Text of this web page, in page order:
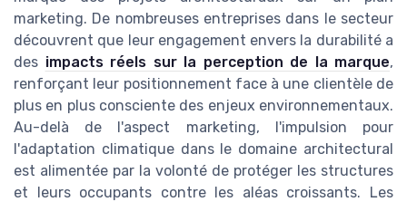
marketing. De nombreuses entreprises dans le secteur
découvrent que leur engagement envers la durabilité a
des impacts réels sur la perception de la marque,
renforçant leur positionnement face à une clientèle de
plus en plus consciente des enjeux environnementaux.
Au-delà de l'aspect marketing, l'impulsion pour
l'adaptation climatique dans le domaine architectural
est alimentée par la volonté de protéger les structures
et leurs occupants contre les aléas croissants. Les